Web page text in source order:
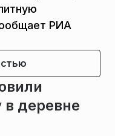
РИА
деревне